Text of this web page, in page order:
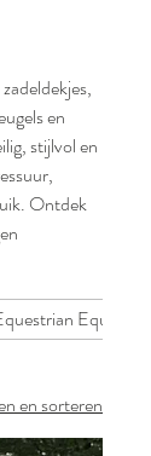
en
stijlvol en
Ontdek
Equipment
en sorteren